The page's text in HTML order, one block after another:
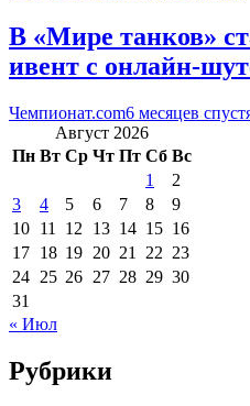
В «Мире танков»
ивент с онлайн-
Чемпионат.com6 месяцев
Август 2026
Пн Вт Ср Чт Пт Сб Вс
1
2
3
4 5 6 7 8
9
10 11 12 13 14 15 16
17 18 19 20 21 22 23
24 25 26 27 28 29 30
31
« Июл
Рубрики